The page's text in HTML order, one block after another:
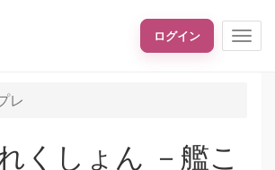
ログイン
レ